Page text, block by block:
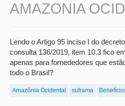
AMAZONIA
Lendo o Artigo 95 inciso I do
consulta 136/2019, item 10.3 fico
apenas para fornededores que
todo o Brasil?
Amazônia Ocidental suframa